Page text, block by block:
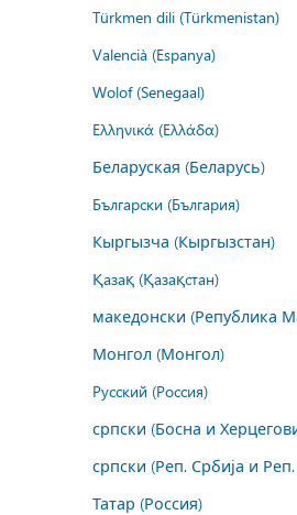
Türkmen dili (Türkmenistan)
Valencià (Espanya)
Wolof (Senegaal)
Ελληνικά (Ελλάδα)
Беларуская (Беларусь)
Български (България)
Кыргызча (Кыргызстан)
Қазақ (Қазақстан)
македонски (Република
Монгол (Монгол)
Русский (Россия)
српски (Босна и
српски (Реп. Србија и
Татар (Россия)